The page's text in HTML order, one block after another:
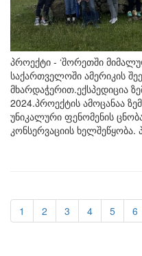
პროექტი - ‘შორეთში
საქართველოში ამერიკის
მხარდაჭერით.ექსპედიცია
2024.პროექტის ამოცანაა
უნიკალური ფენომენის
კონსერვაციის ხელშეწყობა.
1 2 3 4 5 6